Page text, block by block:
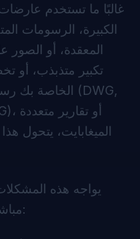
غالبًا ما تستخدم
المعقدة، أو الصور
تكبير متذبذب، أو
الميغابايت، يتحول
للعرض: